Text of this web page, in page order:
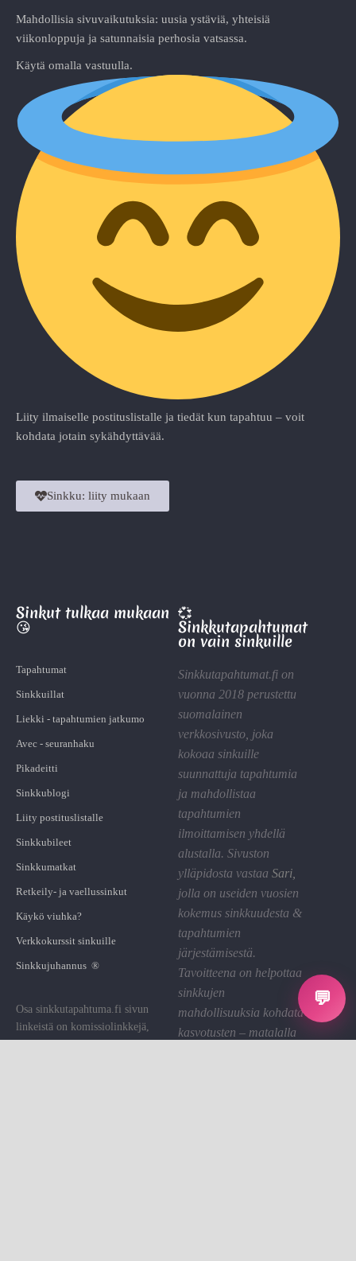
💬
Mahdollisia sivuvaikutuksia: uusia ystäviä, yhteisiä
viikonloppuja ja satunnaisia perhosia vatsassa.
Käytä omalla vastuulla.
Liity ilmaiselle postituslistalle ja tiedät kun tapahtuu – voit
kohdata jotain sykähdyttävää.
Sinkku: liity mukaan
Sinkut tulkaa mukaan
😘
Tapahtumat
Sinkkuillat
Liekki - tapahtumien jatkumo
Avec - seuranhaku
Pikadeitti
Sinkkublogi
Liity postituslistalle
Sinkkubileet
Sinkkumatkat
Retkeily- ja vaellussinkut
Käykö viuhka?
Verkkokurssit sinkuille
Sinkkujuhannus ®
Osa sinkkutapahtuma.fi sivun
linkeistä on komissiolinkkejä,
joiden kautta St saa pienen
💞
Sinkkutapahtumat
on vain sinkuille
Sinkkutapahtumat.fi on
vuonna 2018 perustettu
suomalainen
verkkosivusto, joka
kokoaa sinkuille
suunnattuja tapahtumia
ja mahdollistaa
tapahtumien
ilmoittamisen yhdellä
alustalla. Sivuston
ylläpidosta vastaa Sari
jolla on useiden vuosien
kokemus sinkkuudesta &
tapahtumien
järjestämisestä.
Tavoitteena on helpottaa
sinkkujen
mahdollisuuksia kohdata
kasvotusten – matalalla